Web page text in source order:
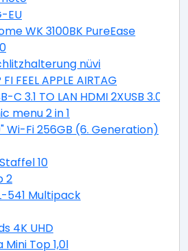
EU
WK 3100BK PureEase
nüvi
FEEL APPLE AIRTAG
3.1 TO LAN HDMI 2XUSB 3.0 PD
menu 2 in 1
Wi-Fi 256GB (6. Generation)
10
2
541 Multipack
4K UHD
Top 1,0l